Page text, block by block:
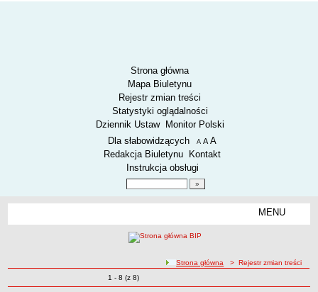
Strona główna
Mapa Biuletynu
Rejestr zmian treści
Statystyki oglądalności
Dziennik Ustaw
Monitor Polski
Menu dodatkowe
Dla słabowidzących A pomniejsz czcionkę
A standardowy rozmiar czcionki
A
Redakcja Biuletynu
Kontakt
Instrukcja obsługi
MENU
SPOSÓB PRZYJMOWANIA I ZAŁATWIANIA SPRAW
ścieżka nawigacji
Strona główna > Rejestr zmian treści
Zmiany o pozycjach
1 - 8 (z 8)